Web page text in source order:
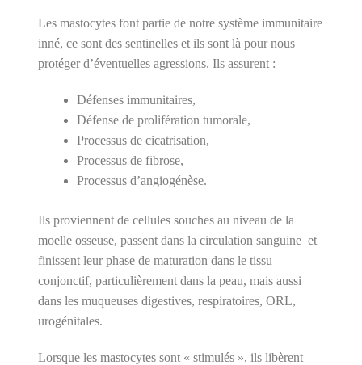
Les mastocytes font partie de notre système immunitaire
inné, ce sont des sentinelles et ils sont là pour nous
protéger d’éventuelles agressions. Ils assurent :
Défenses immunitaires,
Défense de prolifération tumorale,
Processus de cicatrisation,
Processus de fibrose,
Processus d’angiogénèse.
Ils proviennent de cellules souches au niveau de la
moelle osseuse, passent dans la circulation sanguine et
finissent leur phase de maturation dans le tissu
conjonctif, particulièrement dans la peau, mais aussi
dans les muqueuses digestives, respiratoires, ORL,
urogénitales.
Lorsque les mastocytes sont « stimulés », ils libèrent